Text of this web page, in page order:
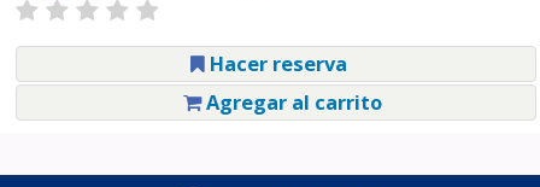
Hacer reserva
Agregar al carrito